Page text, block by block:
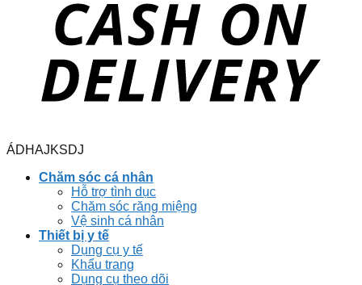
ÁDHAJKSDJ
Chăm sóc cá nhân
Hỗ trợ tình dục
Chăm sóc răng miệng
Vệ sinh cá nhân
Thiết bị y tế
Dụng cụ y tế
Khẩu trang
Dụng cụ theo dõi